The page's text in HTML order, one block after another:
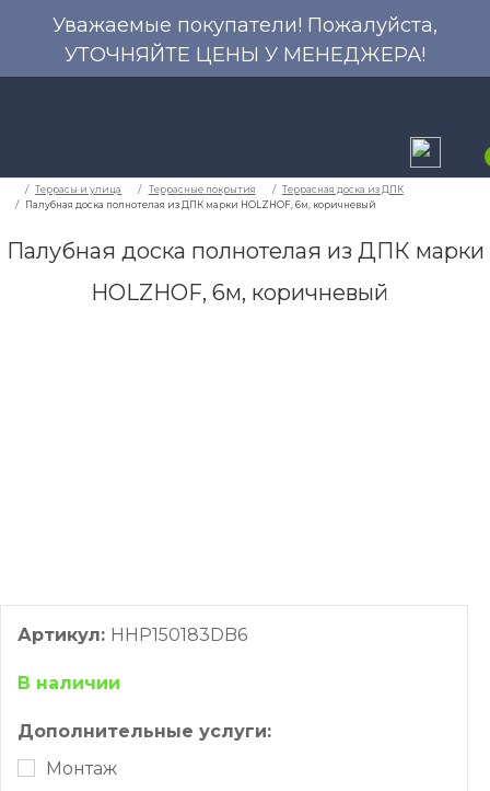
Уважаемые покупатели! Пожалуйста,
УТОЧНЯЙТЕ ЦЕНЫ У МЕНЕДЖЕРА!
Террасные покрытия
Палубная доска полнотелая из ДПК марки
HOLZHOF, 6м, коричневый
Артикул: HHP150183DB6
В наличии
Дополнительные услуги:
Монтаж